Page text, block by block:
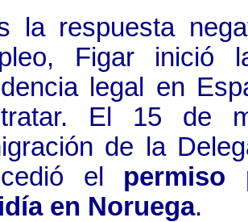
la respuesta
Figar inició
legal en
El 15 de
de la
el
en Noruega.